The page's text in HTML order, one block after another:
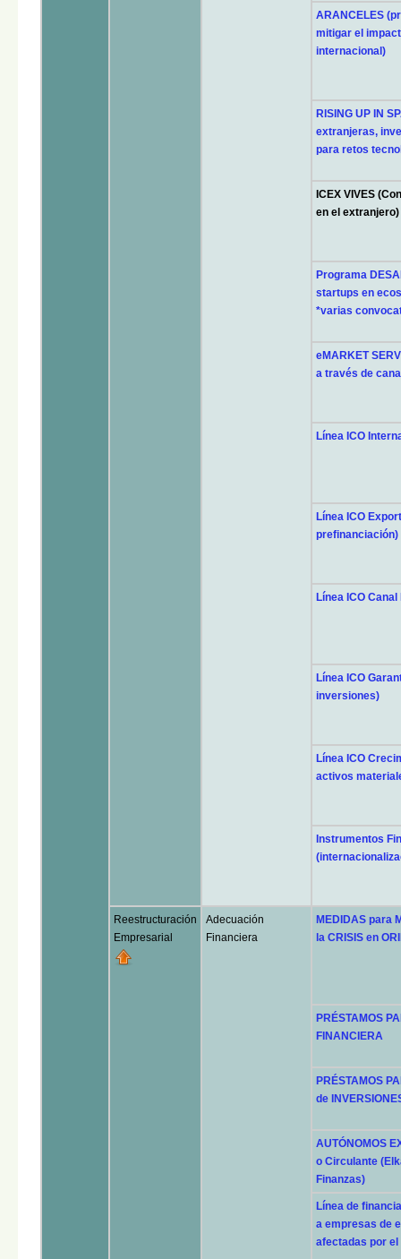
ARANCELES
mitigar el
internacional)
RISING UP IN
extranjeras,
para retos
ICEX VIVES
en el extranjero)
Programa
startups en
*varias
eMARKET
a través de
Línea ICO
Línea ICO
prefinanciación)
Línea ICO
Línea ICO
inversiones)
Línea ICO
activos
Instrumentos
Reestructuración
Empresarial
Adecuación
Financiera
MEDIDAS para
la CRISIS en
PRÉSTAMOS
FINANCIERA
PRÉSTAMOS
de
AUTÓNOMOS
o Circulante
Finanzas)
Línea de
a empresas de
afectadas por el